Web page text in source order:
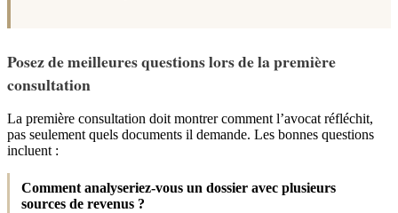
Posez de meilleures questions lors de la première
consultation
La première consultation doit montrer comment l’avocat réfléchit,
pas seulement quels documents il demande. Les bonnes questions
incluent :
Comment analyseriez-vous un dossier avec plusieurs
sources de revenus ?